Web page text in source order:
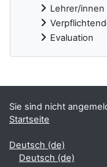
Lehrer/
Evaluation
Sie sind nicht
Startseite
Deutsch ‎(de)‎
Deutsch ‎(de)‎